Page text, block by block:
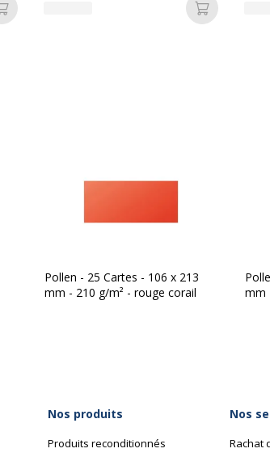
Clairefontaine
Ajouter au panier Ajouter au
Pollen - 25 Cartes - 106 x 213
mm - 210 g/m² - rouge corail
mm
Nos produits
Produits reconditionnés
Nos
Rachat